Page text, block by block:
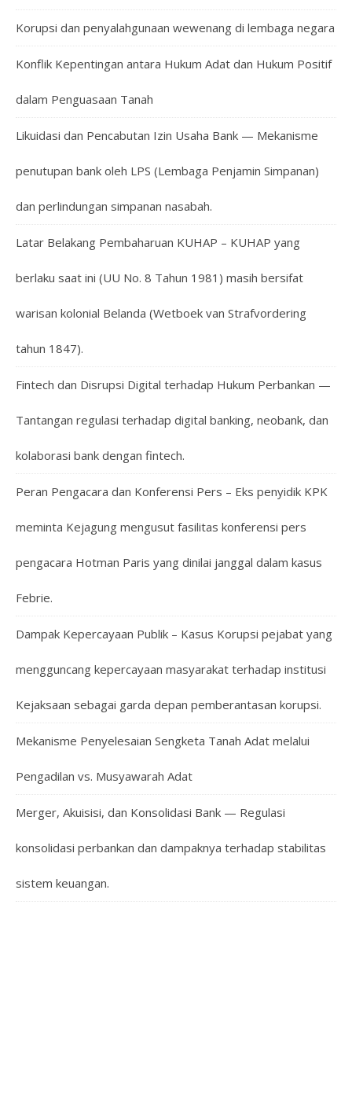
Korupsi dan penyalahgunaan wewenang di lembaga negara
Konflik Kepentingan antara Hukum Adat dan Hukum Positif
dalam Penguasaan Tanah
Likuidasi dan Pencabutan Izin Usaha Bank — Mekanisme
penutupan bank oleh LPS (Lembaga Penjamin Simpanan)
dan perlindungan simpanan nasabah.
Latar Belakang Pembaharuan KUHAP – KUHAP yang
berlaku saat ini (UU No. 8 Tahun 1981) masih bersifat
warisan kolonial Belanda (Wetboek van Strafvordering
tahun 1847).
Fintech dan Disrupsi Digital terhadap Hukum Perbankan —
Tantangan regulasi terhadap digital banking, neobank, dan
kolaborasi bank dengan fintech.
Peran Pengacara dan Konferensi Pers – Eks penyidik KPK
meminta Kejagung mengusut fasilitas konferensi pers
pengacara Hotman Paris yang dinilai janggal dalam kasus
Febrie.
Dampak Kepercayaan Publik – Kasus Korupsi pejabat yang
mengguncang kepercayaan masyarakat terhadap institusi
Kejaksaan sebagai garda depan pemberantasan korupsi.
Mekanisme Penyelesaian Sengketa Tanah Adat melalui
Pengadilan vs. Musyawarah Adat
Merger, Akuisisi, dan Konsolidasi Bank — Regulasi
konsolidasi perbankan dan dampaknya terhadap stabilitas
sistem keuangan.